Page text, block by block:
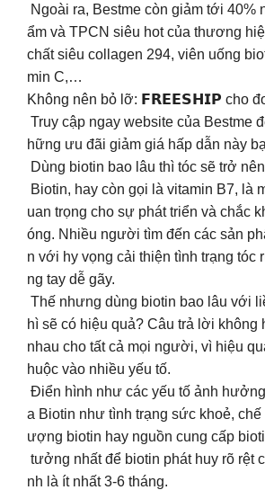
Ngoài ra, Bestme còn giảm tới 40%
ẩm và TPCN siêu hot của thương
chất siêu collagen 294, viên uống
min C,…
Không nên bỏ lỡ: 𝗙𝗥𝗘𝗘𝗦𝗛𝗜𝗣 cho
Truy cập ngay website của Bestme
hững ưu đãi giảm giá hấp dẫn này
Dùng biotin bao lâu thì tóc sẽ trở
Biotin, hay còn gọi là vitamin B7, là
uan trọng cho sự phát triển và chắc
óng. Nhiều người tìm đến các sản
n với hy vọng cải thiện tình trạng tóc
ng tay dễ gãy.
Thế nhưng dùng biotin bao lâu với
hì sẽ có hiệu quả? Câu trả lời không
nhau cho tất cả mọi người, vì hiệu
huộc vào nhiều yếu tố.
Điển hình như các yếu tố ảnh
a Biotin như tình trạng sức khoẻ, chế
ượng biotin hay nguồn cung cấp
tưởng nhất để biotin phát huy rõ rệt
nh là ít nhất 3-6 tháng.